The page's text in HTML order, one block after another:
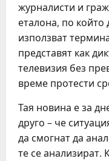
журналисти и
еталона, по който
използват
представят как
телевизия без
време протести
Тая новина е за
друго – че
да смогнат да
те се анализират.